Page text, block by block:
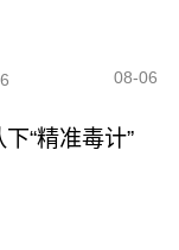
08-06
“精准毒计”